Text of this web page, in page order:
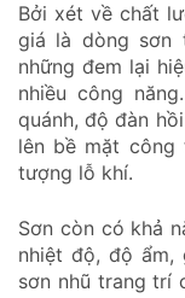
Bởi xét về chất
giá là dòng sơn
những đem lại
nhiều công
quánh, độ đàn
lên bề mặt công
tượng lỗ khí.
Sơn còn có khả
nhiệt độ, độ ẩm,
sơn nhũ trang trí